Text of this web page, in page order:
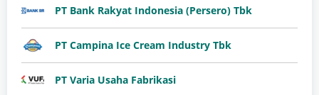
PT Bank Rakyat Indonesia (Persero) Tbk
PT Campina Ice Cream Industry Tbk
PT Varia Usaha Fabrikasi